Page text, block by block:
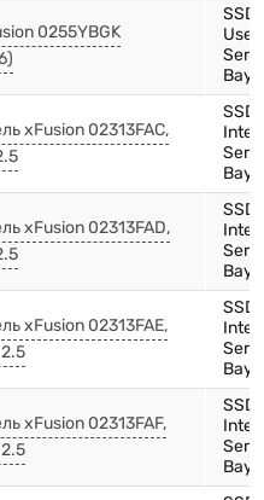
0255YBGK
Bay)
xFusion 02313FAC,
Bay)
xFusion 02313FAD,
Bay)
xFusion 02313FAE,
Bay)
xFusion 02313FAF,
Bay)